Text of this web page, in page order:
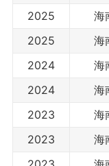
2025
海
2025
海
2024
海
2024
海
2023
海
2023
海